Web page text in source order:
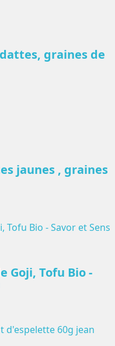
graines de
jaunes , graines
Goji, Tofu Bio -